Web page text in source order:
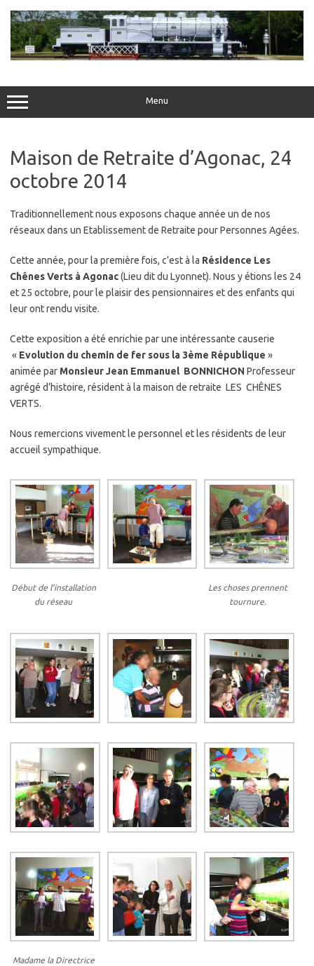
content
Menu
Maison de Retraite d’Agonac, 24
octobre 2014
Traditionnellement nous exposons chaque année un de nos
réseaux dans un Etablissement de Retraite pour Personnes Agées.
Cette année, pour la première fois, c’est à la Résidence Les
Chênes Verts à Agonac(Lieu dit du Lyonnet). Nous y étions les 24
et 25 octobre, pour le plaisir des pensionnaires et des enfants qui
leur ont rendu visite.
Cette exposition a été enrichie par une intéressante causerie
« Evolution du chemin de fer sous la 3ème République »
animée par Monsieur Jean Emmanuel BONNICHONProfesseur
agrégé d’histoire, résident à la maison de retraite LES CHÊNES
VERTS.
Nous remercions vivement le personnel et les résidents de leur
accueil sympathique.
Début de l’installation
du réseau
Les choses prennent
tournure.
Madame la Directrice